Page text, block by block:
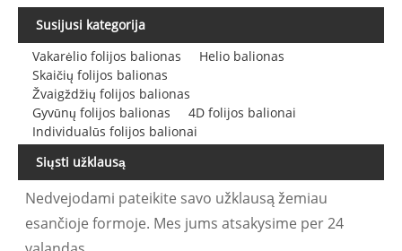
Susijusi kategorija
Vakarėlio folijos balionas
Helio balionas
Skaičių folijos balionas
Žvaigždžių folijos balionas
Gyvūnų folijos balionas
4D folijos balionai
Individualūs folijos balionai
Siųsti užklausą
Nedvejodami pateikite savo užklausą žemiau
esančioje formoje. Mes jums atsakysime per 24